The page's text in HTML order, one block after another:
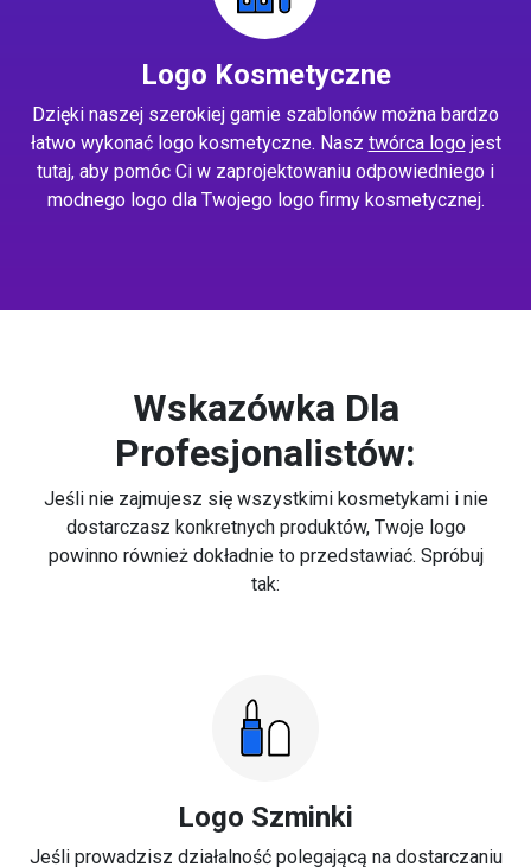
Logo Kosmetyczne
Dzięki naszej szerokiej gamie szablonów można bardzo
łatwo wykonać logo kosmetyczne. Nasz twórca logojest
tutaj, aby pomóc Ci w zaprojektowaniu odpowiedniego i
modnego logo dla Twojego logo firmy kosmetycznej.
Wskazówka Dla
Profesjonalistów:
Jeśli nie zajmujesz się wszystkimi kosmetykami i nie
dostarczasz konkretnych produktów, Twoje logo
powinno również dokładnie to przedstawiać. Spróbuj
tak:
Logo Szminki
Jeśli prowadzisz działalność polegającą na dostarczaniu